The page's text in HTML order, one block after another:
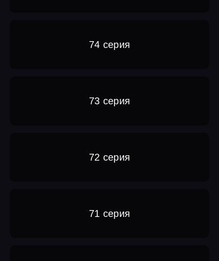
74 серия
73 серия
72 серия
71 серия